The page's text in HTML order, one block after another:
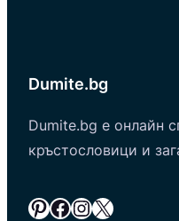
Dumite.bg
Dumite.bg е онлайн
кръстословици и
Pinterest Facebook InstagramX